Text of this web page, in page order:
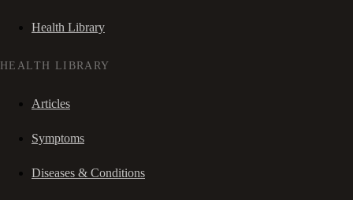
Health Library
HEALTH LIBRARY
Articles
Symptoms
Diseases & Conditions